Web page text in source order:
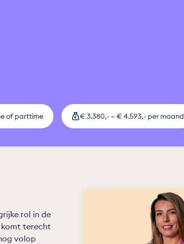
of parttime € 3.380,- – € 4.593,- per maand
rol in de
komt terecht
volop